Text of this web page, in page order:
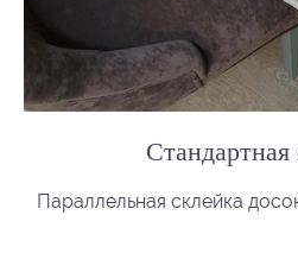
Стандартная
Параллельная склейка